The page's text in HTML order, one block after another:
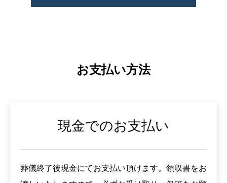
お支払い方法
現金でのお支払い
葬儀終了後現金にてお支払い頂けます。領収書をお